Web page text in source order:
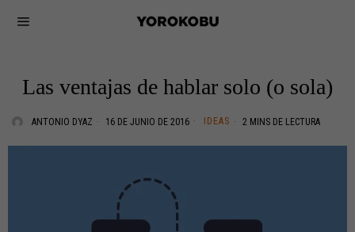
Las ventajas de hablar solo (o sola)
ANTONIO DYAZ 16 DE JUNIO DE 2016 IDEAS 2 MINS DE LECTURA